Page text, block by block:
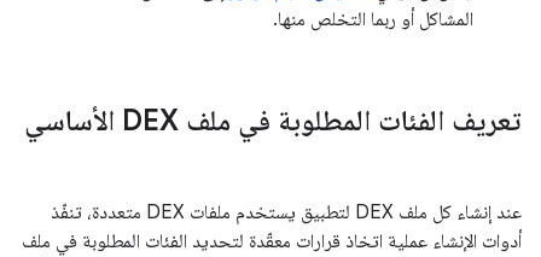
المشاكل أو ربما التخلص منها.
تعريف الفئات المطلوبة في ملف DEX الأساسي
عند إنشاء كل ملف DEX لتطبيق يستخدم ملفات DEX متعددة، تنفّذ
أدوات الإنشاء عملية اتخاذ قرارات معقّدة لتحديد الفئات المطلوبة في ملف